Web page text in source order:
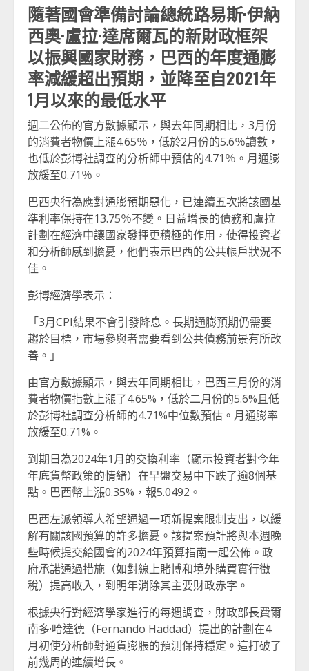
隨著國會準備討論總統路易斯·伊納
西奧·盧拉·達席爾瓦的新財政框架
以振興國家財務，巴西的年度通膨
率減緩超出預期，並降至自2021年
1月以來的最低水平
週二公佈的官方數據顯示，與去年同期相比，3月份
的消費者物價上漲4.65％，低於2月份的5.6％讀數，
也低於彭博社調查的分析師中預估的4.71％。月通膨
放緩至0.71％。
巴西央行為應對通膨預期惡化，已連續五次將該國基
準利率保持在13.75％不變。日益增長的債務和盧拉
計劃在經濟中讓國家發揮更積極的作用，使得投資者
和分析師感到擔憂，他們表示巴西的公共帳戶狀況不
佳。
彭博經濟學表示：
「3月CPI結果不會引發降息。長期通膨預期仍需要
趨於目標，市場參與者需要看到公共債務前景有所改
善。」
由官方數據顯示，與去年同期相比，巴西三月份的消
費者物價指數上漲了4.65%，低於二月份的5.6%且低
於彭博社調查分析師的4.71%中位數預估。月通膨率
放緩至0.71%。
到期日為2024年1月的交換利率（顯示投資者對今年
年底貨幣政策的情緒）在早盤交易中下跌了逾8個基
點。巴西幣上漲0.35%，報5.0492。
巴西左派領導人希望通過一項新提案限制支出，以緩
解有關該國預算的許多擔憂。該提案預計將與本週晚
些時候提交給國會的2024年預算指南一起公佈。政
府承諾通過措施（如對線上賭博和境外購買實行徵
稅）提高收入，到明年消除其主要財政赤字。
根據央行對經濟學家進行的每週調查，財政部長費爾
南多·哈達德（Fernando Haddad）提出的計劃在4
月初使分析師對通貨膨脹的預測保持穩定。這打破了
前幾周的連續增長。